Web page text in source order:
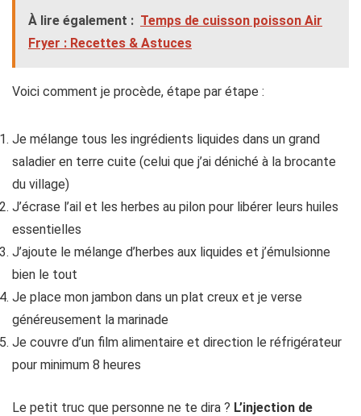
À lire également : Temps de cuisson poisson Air
Fryer : Recettes & Astuces
Voici comment je procède, étape par étape :
Je mélange tous les ingrédients liquides dans un grand
saladier en terre cuite (celui que j’ai déniché à la brocante
du village)
J’écrase l’ail et les herbes au pilon pour libérer leurs huiles
essentielles
J’ajoute le mélange d’herbes aux liquides et j’émulsionne
bien le tout
Je place mon jambon dans un plat creux et je verse
généreusement la marinade
Je couvre d’un film alimentaire et direction le réfrigérateur
pour minimum 8 heures
Le petit truc que personne ne te dira ? L’injection de